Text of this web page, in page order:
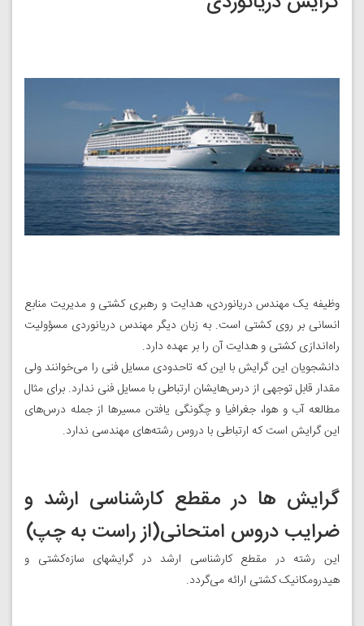
وظیفه یک مهندس دریانوردی، هدایت و رهبری کشتی و مدیریت منابع
انسانی بر روی کشتی است. به زبان دیگر مهندس دریانوردی مسؤولیت
راه‌اندازی کشتی و هدایت آن را بر عهده دارد.
دانشجویان‌ این گرایش با این‌ که‌ تاحدودی‌ مسایل‌ فنی‌ را می‌خوانند ولی‌
مقدار قابل‌ توجهی‌ از درس‌هایشان‌ ارتباطی‌ با مسایل‌ فنی‌ ندارد. برای‌ مثال‌
مطالعه‌ آب‌ و هوا، جغرافیا و چگونگی‌ یافتن‌ مسیرها از جمله‌ درس‌های‌
این‌ گرایش‌ است‌ که‌ ارتباطی‌ با دروس‌ رشته‌های‌ مهندسی‌ ندارد.
گرایش ها در مقطع کارشناسی ارشد و
ضرایب دروس امتحانی(از راست به چپ)
این رشته در مقطع کارشناسی ارشد در گرایشهای سازه‌کشتی و
هیدرومکانیک کشتی ارائه می‌گردد.